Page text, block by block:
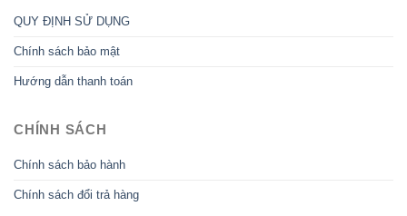
QUY ĐỊNH SỬ DỤNG
Chính sách bảo mật
Hướng dẫn thanh toán
CHÍNH SÁCH
Chính sách bảo hành
Chính sách đổi trả hàng